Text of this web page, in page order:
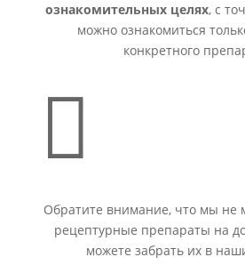
ознакомительных целях, с
можно ознакомиться
конкретного

Обратите внимание, что мы не
рецептурные препараты на
можете забрать их в